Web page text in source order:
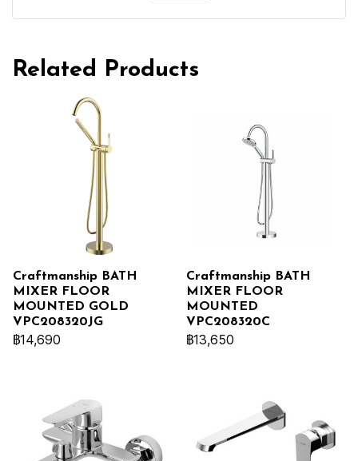
Related Products
Craftmanship BATH
MIXER FLOOR
MOUNTED GOLD
VPC208320JG
฿14,690
Craftmanship BATH
MIXER FLOOR
MOUNTED
VPC208320C
฿13,650